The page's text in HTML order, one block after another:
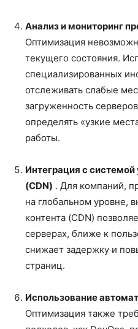
Анализ и мониторинг
Оптимизация
текущего состояния.
специализированных
отслеживать слабые
загруженность
определять «узкие
работы.
Интеграция с
(CDN) . Для компаний,
на глобальном уровне,
контента (CDN)
серверах, ближе к
снижает задержку и
страниц.
Использование
Оптимизация также